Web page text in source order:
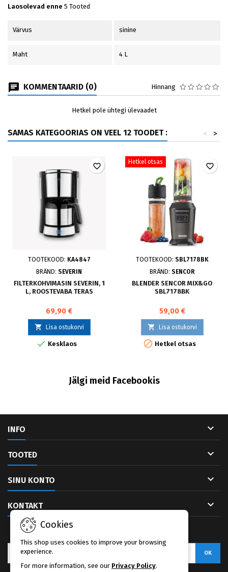
Laosolevad enne 5 Tooted
Värvus sinine
Maht 4 L
KOMMENTAARID (0) Hinnang
Hetkel pole ühtegi ülevaadet
SAMAS KATEGOORIAS ON VEEL 12 TOODET : >
<
TOOTEKOOD: KA4847
BRÄND: SEVERIN
FILTERKOHVIMASIN SEVERIN, 1
L, ROOSTEVABA TERAS
69,90 €
 Lisa ostukorvi
 Kesklaos
favorite_border Hetkel otsas
TOOTEKOOD: SBL7178BK
BRÄND: SENCOR
BLENDER SENCOR MIX&GO
SBL7178BK
59,00 €
 Lisa ostukorvi
 Hetkel otsas
favorite_border
Jälgi meid Facebookis
INFO 
TOOTED 
SINU KONTO 
KONTAKT 
Cookies
This shop uses cookies to improve your browsing
experience.
For more information, see our Privacy Policy.